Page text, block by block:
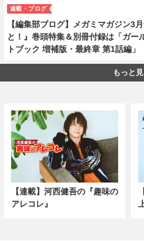
【編集部ブログ】メガミマガジン3
と！』巻頭特集＆別冊付録は「ガー
トブック 増補版・最終章 第1話編」
連載・ブログ
もっと
【連載】河西健吾の『趣味の
アレコレ』